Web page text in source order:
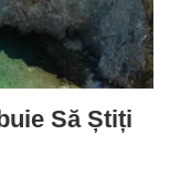
Să Știți